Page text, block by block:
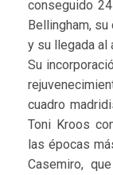
conseguido
Bellingham,
y su llegada al
Su
cuadro
Toni Kroos
las épocas
Casemiro,